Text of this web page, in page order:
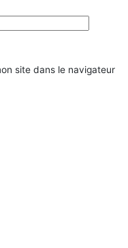
site dans le navigateur